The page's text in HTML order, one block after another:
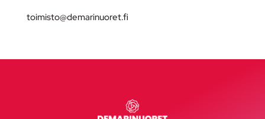
toimisto@demarinuoret.fi